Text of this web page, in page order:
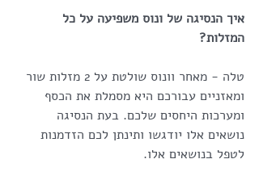
איך הנסיגה של ונוס משפיעה על כל
המזלות?
טלה - מאחר וונוס שולטת על 2 מזלות שור
ומאזניים עבורכם היא מסמלת את הכסף
ומערכות היחסים שלכם. בעת הנסיגה
נושאים אלו יודגשו ותינתן לכם הזדמנות
לטפל בנושאים אלו.